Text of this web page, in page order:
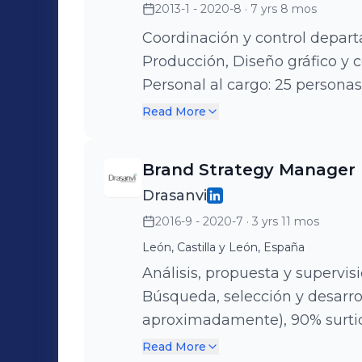
innovación, investigación y la
activos como elemento clave
pilares fundamentales para
olvidar el aspecto social y
pasos.
2013-1 - 2020-8 · 7 yrs 8 mos
Coordinación y control
Producción, Diseño gráfico y
Personal al cargo: 25
política comercial y
Desarrollo de productos o
mercado con la colaboración
supervisión de cuenta de
económico de proyectos y/o
Negociación y coordinación
Optimización de recursos y
y desarrollo de equipos.
Read More
Brand Strategy Manager
Drasanvi
2016-9 - 2020-7 · 3 yrs 11 mos
León, Castilla y León, España
Análisis, propuesta y
Búsqueda, selección y
aproximadamente), 90%
ejecutar y supervisar la
Read More